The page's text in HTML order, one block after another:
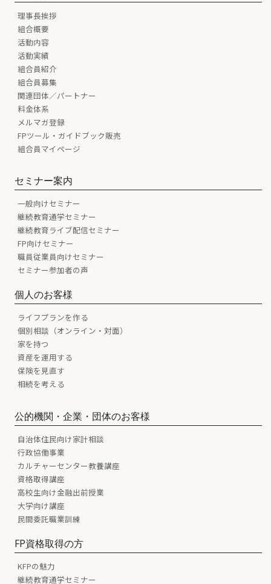
理事長挨拶
組合概要
活動内容
活動実績
組合員紹介
組合員募集
関連団体／パートナー
料金体系
メルマガ登録
FPツール・ガイドブック販売
組合員マイページ
セミナー案内
一般向けセミナー
継続教育通学セミナー
継続教育ライブ配信セミナー
FP向けセミナー
職員従業員向けセミナー
セミナー参加者の声
個人のお客様
ライフプランを作る
個別相談（オンライン・対面）
家を持つ
資産を運用する
保険を見直す
相続を考える
公的機関・企業・団体のお客様
自治体住民向け家計相談
行政協働事業
カルチャーセンター教養講座
資格取得講座
高校生向け金融出前授業
大学向け講座
民間委託職業訓練
FP資格取得の方
KFPの魅力
継続教育通学セミナー